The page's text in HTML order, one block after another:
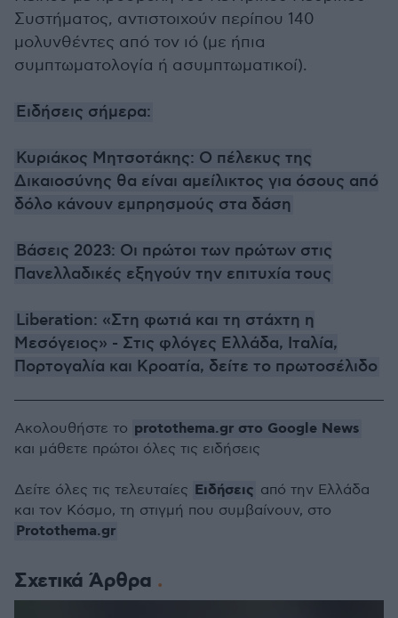
Συστήματος, αντιστοιχούν περίπου 140
μολυνθέντες από τον ιό (με ήπια
συμπτωματολογία ή ασυμπτωματικοί).
Ειδήσεις σήμερα:
Κυριάκος Μητσοτάκης: Ο πέλεκυς της
Δικαιοσύνης θα είναι αμείλικτος για όσους από
δόλο κάνουν εμπρησμούς στα δάση
Βάσεις 2023: Οι πρώτοι των πρώτων στις
Πανελλαδικές εξηγούν την επιτυχία τους
Liberation: «Στη φωτιά και τη στάχτη η
Μεσόγειος» - Στις φλόγες Ελλάδα, Ιταλία,
Πορτογαλία και Κροατία, δείτε το πρωτοσέλιδο
Σχετικά Άρθρα
Ακολουθήστε το protothema.gr στο Google News
και μάθετε πρώτοι όλες τις ειδήσεις
Δείτε όλες τις τελευταίες Ειδήσεις από την Ελλάδα
και τον Κόσμο, τη στιγμή που συμβαίνουν, στο
Protothema.gr